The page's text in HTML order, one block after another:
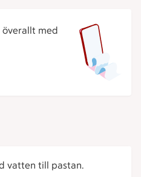
överallt med
vatten till pastan.